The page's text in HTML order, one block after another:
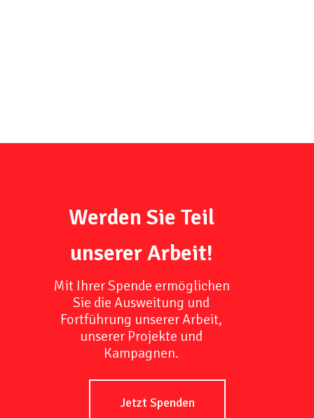
Werden Sie Teil
unserer Arbeit!
Mit Ihrer Spende ermöglichen
Sie die Ausweitung und
Fortführung unserer Arbeit,
unserer Projekte und
Kampagnen.
Jetzt Spenden